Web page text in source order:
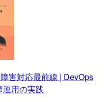
害対応最前線 | DevOps
運用の実践